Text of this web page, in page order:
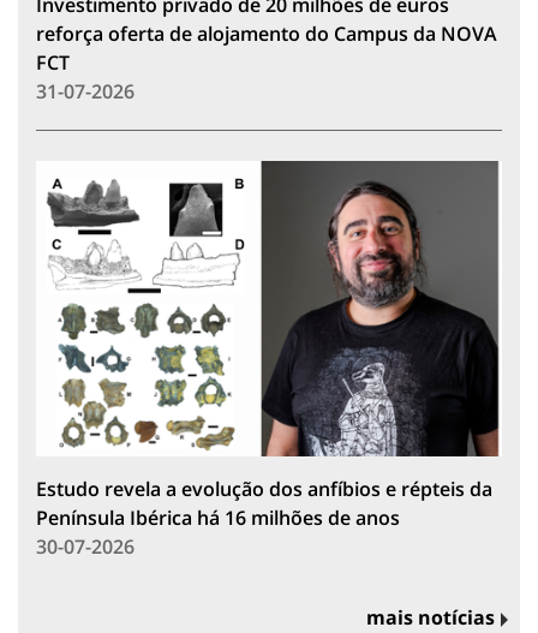
Investimento privado de 20 milhões de euros
reforça oferta de alojamento do Campus da NOVA
FCT
31-07-2026
Estudo revela a evolução dos anfíbios e répteis da
Península Ibérica há 16 milhões de anos
30-07-2026
mais notícias